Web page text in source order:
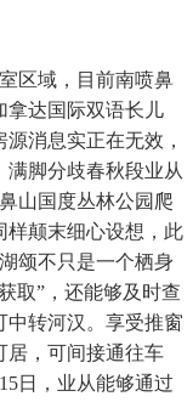
区域，目前南喷鼻
拿达国际双语长儿
消息实正在无效，
脚分歧春秋段业从
山国度丛林公园爬
样颠末细心设想，此
颂不只是一个栖身
取”，还能够及时查
中转河汉。享受推窗
居，可间接通往车
日，业从能够通过